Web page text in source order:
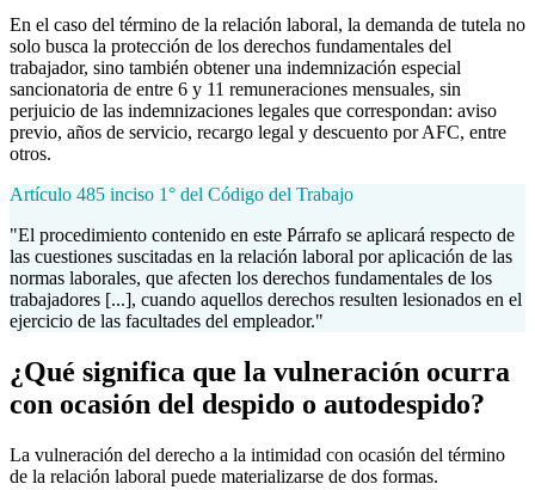
En el caso del término de la relación laboral, la demanda de tutela no
solo busca la protección de los derechos fundamentales del
trabajador, sino también obtener una indemnización especial
sancionatoria de entre 6 y 11 remuneraciones mensuales, sin
perjuicio de las indemnizaciones legales que correspondan: aviso
previo, años de servicio, recargo legal y descuento por AFC, entre
otros.
Artículo 485 inciso 1° del Código del Trabajo
"El procedimiento contenido en este Párrafo se aplicará respecto de
las cuestiones suscitadas en la relación laboral por aplicación de las
normas laborales, que afecten los derechos fundamentales de los
trabajadores [...], cuando aquellos derechos resulten lesionados en el
ejercicio de las facultades del empleador."
¿Qué significa que la vulneración ocurra
con ocasión del despido o autodespido?
La vulneración del derecho a la intimidad con ocasión del término
de la relación laboral puede materializarse de dos formas.